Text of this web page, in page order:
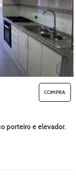
COMPRA
porteiro e elevador.